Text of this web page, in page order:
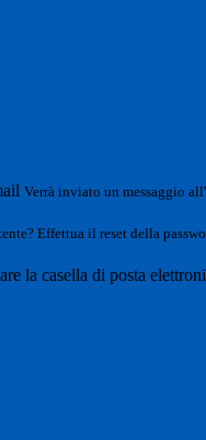
Verrà inviato un messaggio
Effettua il reset della
la casella di posta